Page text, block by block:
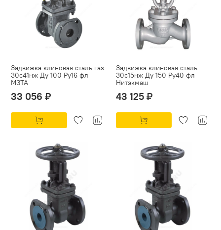
Задвижка клиновая сталь газ
30с41нж Ду 100 Ру16 фл
МЗТА
33 056 ₽
Задвижка клиновая сталь
30с15нж Ду 150 Ру40 фл
Нитэкмаш
43 125 ₽